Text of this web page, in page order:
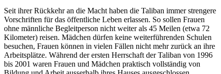
Seit ihrer Rückkehr an die Macht haben die Taliban immer strengere
Vorschriften für das öffentliche Leben erlassen. So sollen Frauen
ohne männliche Begleitperson nicht weiter als 45 Meilen (etwa 72
Kilometer) reisen. Mädchen dürfen keine weiterführenden Schulen
besuchen, Frauen können in vielen Fällen nicht mehr zurück an ihre
Arbeitsplätze. Während der ersten Herrschaft der Taliban von 1996
bis 2001 waren Frauen und Mädchen praktisch vollständig von